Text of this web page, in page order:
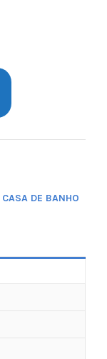
CASA DE BANHO